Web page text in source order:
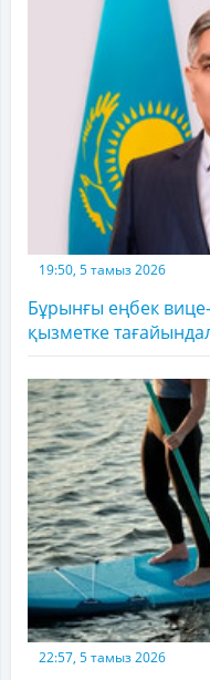
19:50, 5 тамыз 2026
Бұрынғы еңбек
қызметке
22:57, 5 тамыз 2026